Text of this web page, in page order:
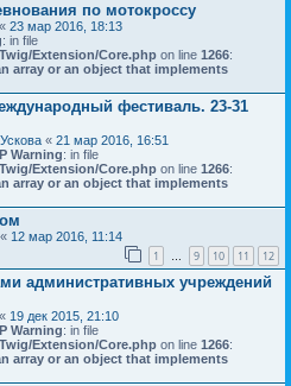
по мотокроссу
« 23 мар 2016, 18:13
: in file
Extension/Core.php on line 1266:
array or an object that implements
фестиваль. 23-31
« 21 мар 2016, 16:51
Warning: in file
Extension/Core.php on line 1266:
array or an object that implements
« 12 мар 2016, 11:14
1 … 9 10 11 12
административных учреждений
« 19 дек 2015, 21:10
Warning: in file
Extension/Core.php on line 1266:
array or an object that implements